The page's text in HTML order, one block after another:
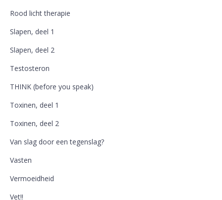
Rood licht therapie
Slapen, deel 1
Slapen, deel 2
Testosteron
THINK (before you speak)
Toxinen, deel 1
Toxinen, deel 2
Van slag door een tegenslag?
Vasten
Vermoeidheid
Vet!!